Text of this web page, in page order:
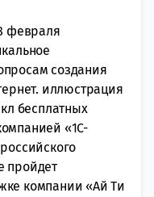
февраля
создания
иллюстрация
бесплатных
«1С-
пройдет
компании «Ай Ти